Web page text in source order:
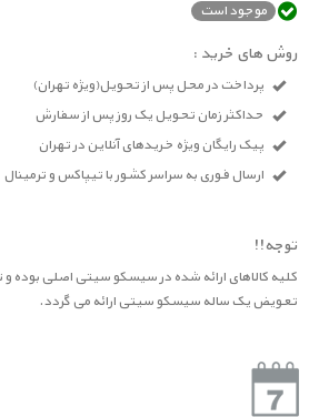
موجود است
روش های خرید :
پرداخت در محل پس از تحویل(ویژه تهران)
حداکثر زمان تحویل یک روز پس از سفارش
پیک رایگان ویژه خریدهای آنلاین در تهران
ارسال فوری به سراسر کشور با تیپاکس و ترمینال
توجه!!
کلیه کالاهای ارائه شده در سیسکو سیتی اصلی بوده و
تعویض یک ساله سیسکو سیتی ارائه می گردد.